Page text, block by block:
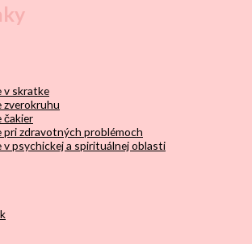
v skratke
zverokruhu
čakier
pri zdravotných problémoch
v psychickej a spirituálnej oblasti